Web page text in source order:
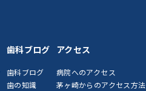
歯科ブログ
歯科ブログ
歯の知識
アクセス
病院へのアクセス
茅ヶ崎からのアクセス方法